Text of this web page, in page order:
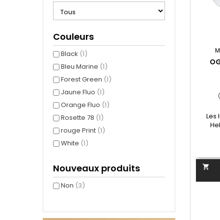
Couleurs
Black (1)
Bleu Marine (1)
Forest Green (1)
Jaune Fluo (1)
Orange Fluo (1)
Rosette 78 (1)
rouge Print (1)
White (1)
Nouveaux produits
Non (3)
(
Les
sont
